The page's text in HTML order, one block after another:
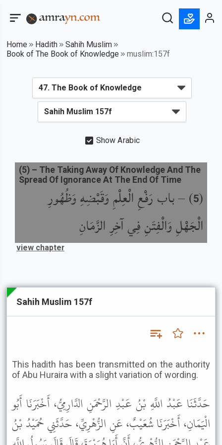
Home Hadith
Sahih Muslim
Book of The Book of Knowledge
muslim:157f
Show Arabic
(
5
) –باب رَفْعِ الْعِلْمِ وَقَبْضِهِ وَظُهُورِ
الْجَهْلِ وَالْفِتَنِ فِي آخِرِ الزَّمَانِ
(5) – The Taking Away Of Knowledge And The
Spread Of Ignorance At The End Of Time
view chapter
Sahih Muslim 157f
This hadith has been transmitted on the authority
of Abu Huraira with a slight variation of wording.
حَدَّثَنَا عَبْدُ اللَّهِ بْنُ عَبْدِ الرَّحْمَنِ الدَّارِمِيُّ، أَخْبَرَنَا أَبُو
الْيَمَانِ، أَخْبَرَنَا شُعَيْبٌ، عَنِ الزُّهْرِيِّ، حَدَّثَنِي حُمَيْدُ بْنُ